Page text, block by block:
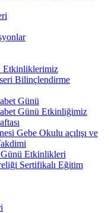
Etkinliklerimiz
Bilinçlendirme
Günü
Günü Etkinliğimiz
Gebe Okulu açılışı ve
Etkinlikleri
Sertifikalı Eğitim